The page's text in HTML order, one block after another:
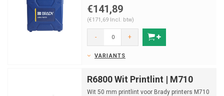
€141,89
(€171,69 Incl. btw)
- +
VARIANTS
R6800 Wit Printlint | M710
Wit 50 mm printlint voor Brady printers M710